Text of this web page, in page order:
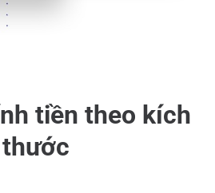
tiền theo kích
thước